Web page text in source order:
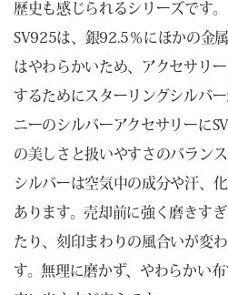
歴史も感じられるシリーズです。
SV925は、銀92.5％にほかの金
はやわらかいため、アクセサリ
するためにスターリングシルバ
ニーのシルバーアクセサリーに
の美しさと扱いやすさのバランス
シルバーは空気中の成分や汗、
あります。売却前に強く磨きす
たり、刻印まわりの風合いが変
す。無理に磨かず、やわらかい